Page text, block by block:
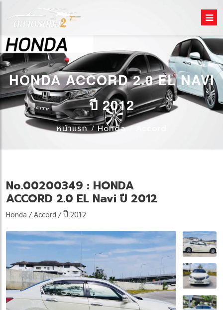
HONDA ACCORD 2.0 EL NAVI
ปี 2012
หน้าแรก Honda
No.00200349 : HONDA
ACCORD 2.0 EL Navi ปี 2012
Honda / Accord / ปี 2012